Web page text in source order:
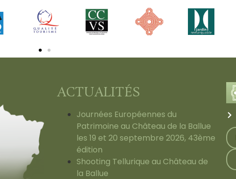
ACTUALITÉS
Journées Européennes du
Patrimoine au Château de la Ballue
les 19 et 20 septembre 2026, 43ème
édition
Shooting Tellurique au Château de
la Ballue